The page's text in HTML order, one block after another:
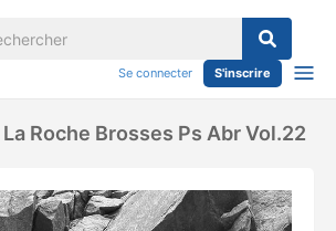
Se connecter S'inscrire
Roche Brosses Ps Abr Vol.22